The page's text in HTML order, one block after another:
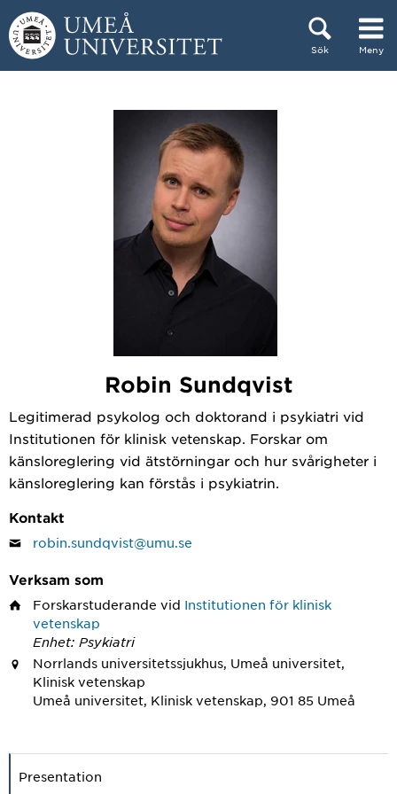
Hoppa direkt till innehållet
Sök Meny
Robin Sundqvist
Legitimerad psykolog och doktorand i psykiatri vid
Institutionen för klinisk vetenskap. Forskar om
känsloreglering vid ätstörningar och hur svårigheter i
känsloreglering kan förstås i psykiatrin.
Kontakt
robin.sundqvist@umu.se
Verksam som
Forskarstuderande vid Institutionen för klinisk
vetenskap
Enhet: Psykiatri
Norrlands universitetssjukhus, Umeå universitet,
Klinisk vetenskap
Umeå universitet, Klinisk vetenskap, 901 85 Umeå
Presentation